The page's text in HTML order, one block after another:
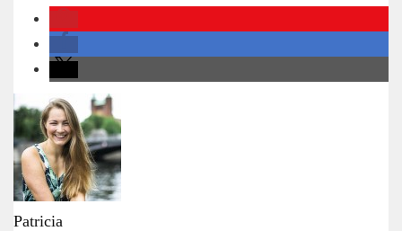
Patricia